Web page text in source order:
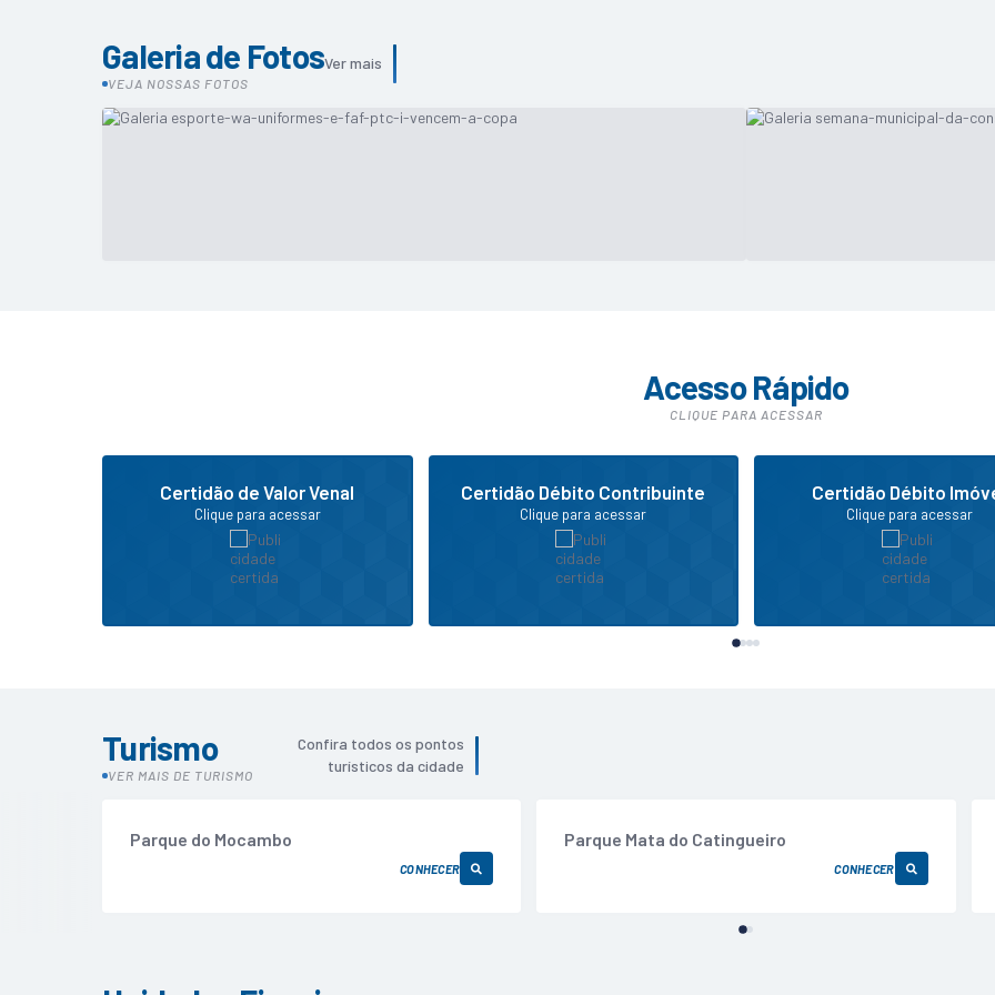
Galeria de Fotos
VEJA NOSSAS FOTOS
Ver mais
Acesso Rápido
CLIQUE PARA ACESSAR
Certidão de Valor Venal
Clique para acessar
Certidão Débito Contribuinte
Clique para acessar
Certidão Débito
Clique para acessar
Turismo
VER MAIS DE TURISMO
Confira todos os pontos
turísticos da cidade
Parque do Mocambo
CONHECER
Parque Mata do Catingueiro
CONHECER